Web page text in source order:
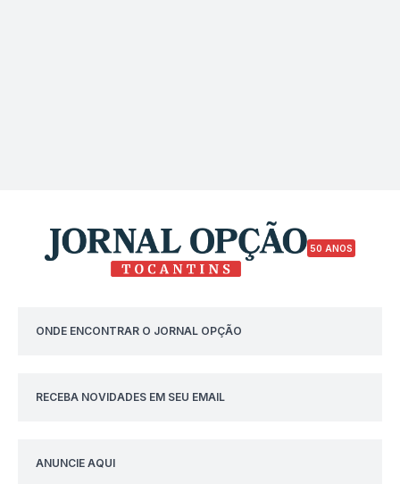
50 ANOS
ONDE ENCONTRAR O JORNAL OPÇÃO
RECEBA NOVIDADES EM SEU EMAIL
ANUNCIE AQUI